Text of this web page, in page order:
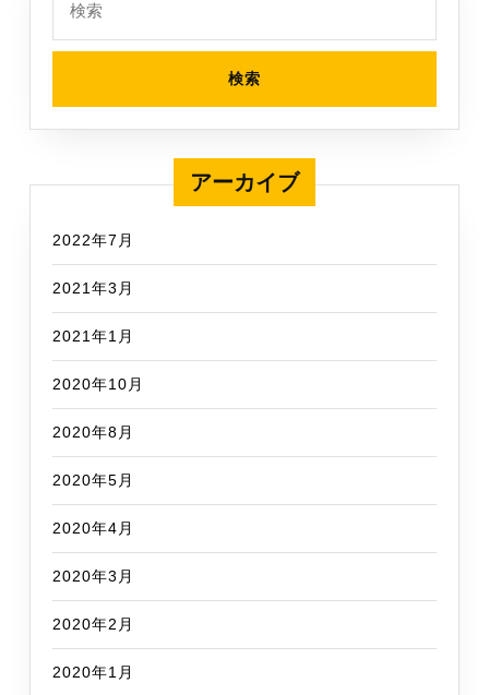
索:
アーカイブ
2022年7月
2021年3月
2021年1月
2020年10月
2020年8月
2020年5月
2020年4月
2020年3月
2020年2月
2020年1月